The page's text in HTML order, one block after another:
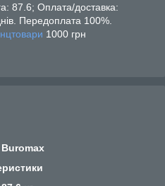
87.6; Оплата/доставка:
Передоплата 100%.
1000 грн
Buromax